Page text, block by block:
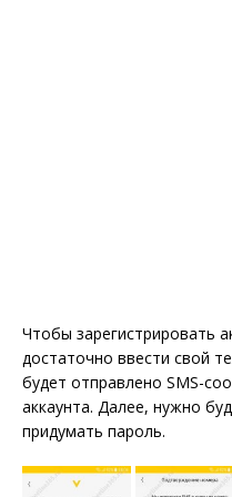
Чтобы зарегистрировать
достаточно ввести свой
будет отправлено SMS-
аккаунта. Далее, нужно
придумать пароль.